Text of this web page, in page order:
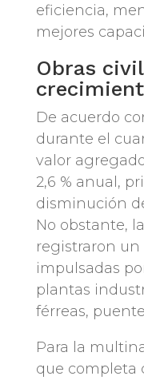
eficiencia,
mejores
Obras
De acuerdo
durante el
valor
2,6 % anual,
disminución
No obstante,
registraron un
impulsadas
plantas
férreas,
Para la
que completa